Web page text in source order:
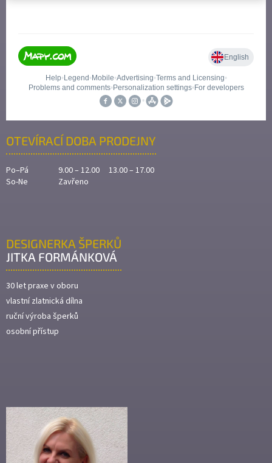
OTEVÍRACÍ DOBA PRODEJNY
Po–Pá
9.00 – 12.00 13.00 – 17.00
So-Ne
Zavřeno
DESIGNERKA ŠPERKŮ
JITKA FORMÁNKOVÁ
30 let praxe v oboru
vlastní zlatnická dílna
ruční výroba šperků
osobní přístup